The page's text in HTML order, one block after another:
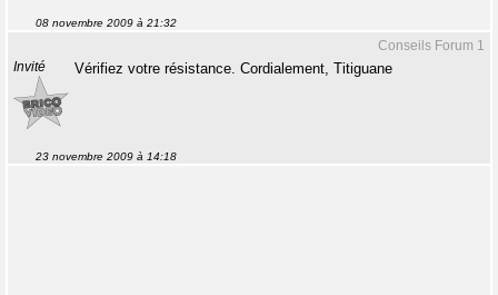
08 novembre 2009 à 21:32
Conseils Forum 1
Invité Vérifiez votre résistance. Cordialement, Titiguane
23 novembre 2009 à 14:18